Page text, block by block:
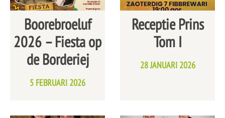
Boorebroeluf
2026 – Fiesta op
de Borderiej
5 FEBRUARI 2026
Receptie Prins
Tom I
28 JANUARI 2026